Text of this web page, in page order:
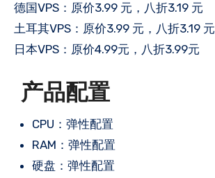
德国VPS：原价3.99 元，八折3.19 元
土耳其VPS：原价3.99 元，八折3.19 元
日本VPS：原价4.99元，八折3.99元
产品配置
CPU：弹性配置
RAM：弹性配置
硬盘：弹性配置